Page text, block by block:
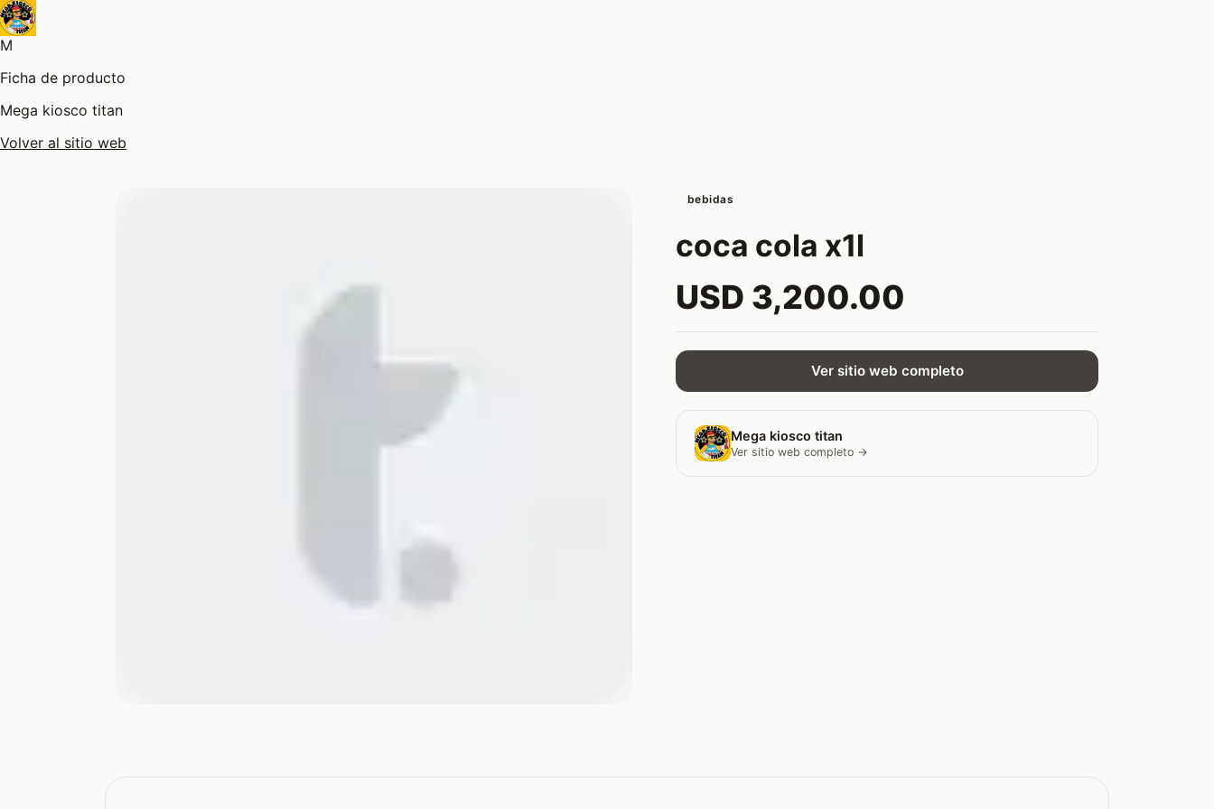
M
Ficha de producto
Mega kiosco titan
Volver al sitio web
bebidas
coca cola x1l
USD 3,200.00
Ver sitio web completo
Mega kiosco titan
Ver sitio web completo →